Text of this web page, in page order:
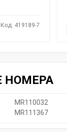
Код: 419189-7
НОМЕРА
MR110032
MR111367